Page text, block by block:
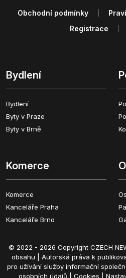
Bydlení
Bydlení
Byty v Praze
Byty v Brně
Komerce
Komerce
Kanceláře Praha
Kanceláře Brno
Obchodní podmínky
Registrace
© 2022 - 2026 Copyright CZECH
obsahu | Autorská práva k
pro užívání služby informační
osobních údajů
Cookies